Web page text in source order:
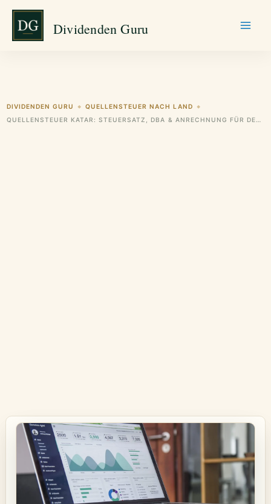
Zum
springen
Dividenden Guru
DIVIDENDEN GURU ◆ QUELLENSTEUER NACH LAND ◆
QUELLENSTEUER KATAR: STEUERSATZ, DBA & ANRECHNUNG FÜR DEUTSCHE ANLEGER